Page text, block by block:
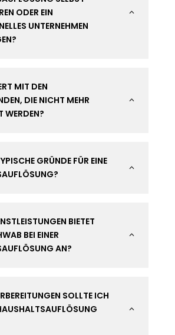
2
ODER EIN
UNTERNEHMEN
2
MIT DEN
DIE NICHT MEHR
WERDEN?
2
GRÜNDE FÜR EINE
2
BIETET
BEI EINER
AN?
2
SOLLTE ICH